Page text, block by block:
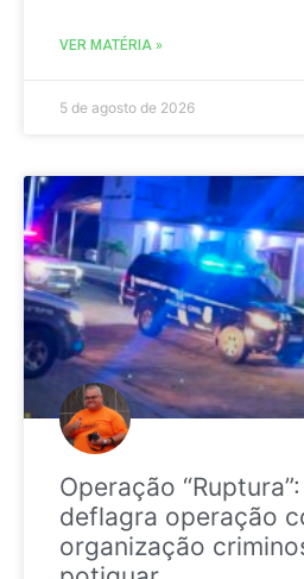
VER MATÉRIA »
5 de agosto de 2026
Operação
deflagra operação
organização